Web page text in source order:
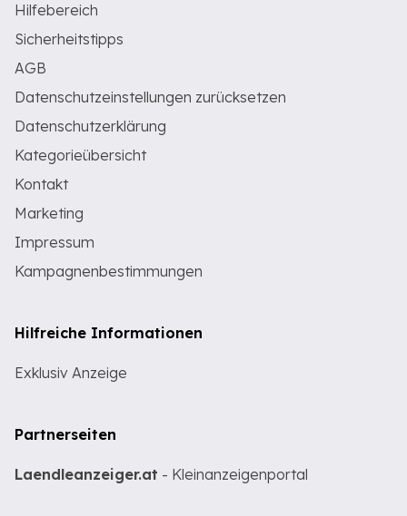
Hilfebereich
Sicherheitstipps
AGB
Datenschutzeinstellungen zurücksetzen
Datenschutzerklärung
Kategorieübersicht
Kontakt
Marketing
Impressum
Kampagnenbestimmungen
Hilfreiche Informationen
Exklusiv Anzeige
Partnerseiten
Laendleanzeiger.at - Kleinanzeigenportal